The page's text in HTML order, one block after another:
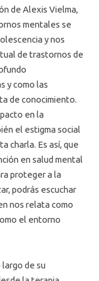
de Alexis Vielma,
mentales se
y nos
de trastornos de
y como las
de conocimiento.
en la
el estigma social
charla. Es así, que
en salud mental
proteger a la
podrás escuchar
nos relata como
el entorno
de su